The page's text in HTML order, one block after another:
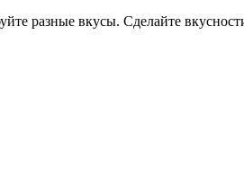
разные вкусы. Сделайте